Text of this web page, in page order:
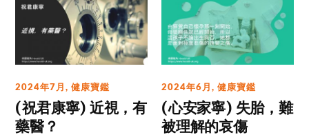
2024年7月,健康寶鑑
(祝君康寧) 近視，有
藥醫？
2024年6月,健康寶鑑
(心安家寧) 失胎，難
被理解的哀傷